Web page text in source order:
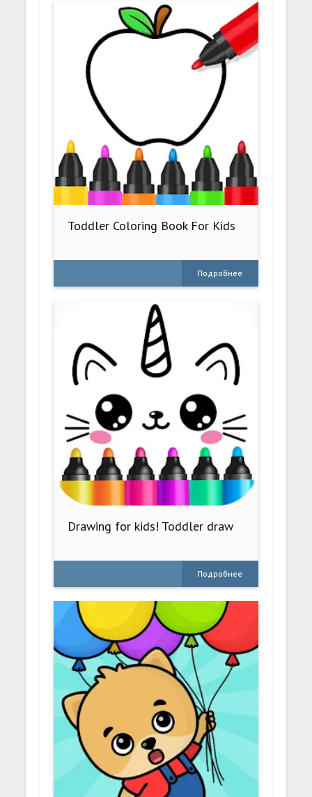
Toddler Coloring Book For Kids
Подробнее
Drawing for kids! Toddler draw
Подробнее